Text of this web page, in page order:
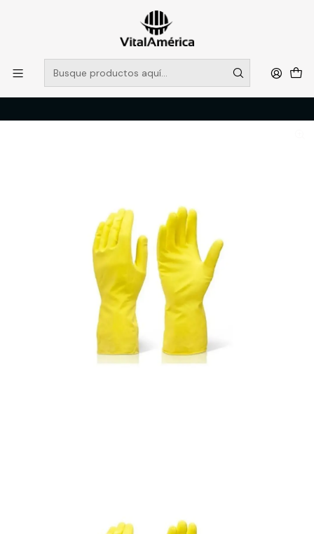
POR SISTEMA FRONTAL SOLO RETIROS EN TIENDA, DESDE
MUCHAS GRACIAS +569 5956 2237
Leer más
Inicio Catálogo
LIMPIEZA E HIGENE INDUSTRIAL
ACCESORIOS DE LIMPIEZA
GUANTE ASEO DOMESTICO AMARILLO S